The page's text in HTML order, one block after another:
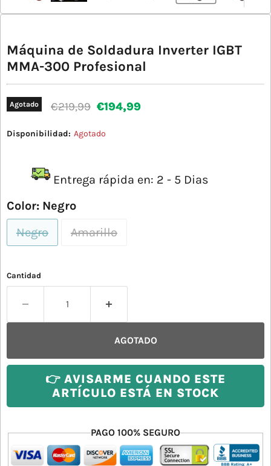
Máquina de Soldadura Inverter IGBT
MMA-300 Profesional
Agotado Precio original
€219,99 Precio actual
€194,99
Disponibilidad: Agotado
Entrega rápida en: 2 - 5 Dias
Color: Negro
Negro
Amarillo
Cantidad
AGOTADO
👉 AVISARME CUANDO ESTE
ARTÍCULO ESTÁ EN STOCK
PAGO 100% SEGURO